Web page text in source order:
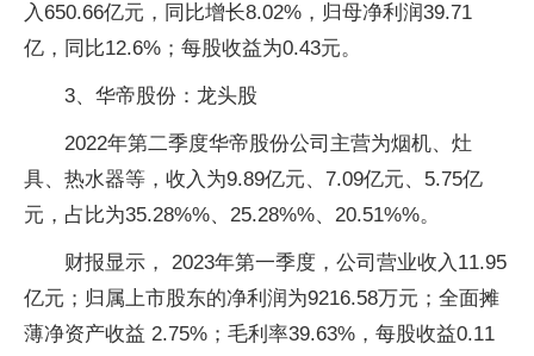
入650.66亿元，同比增长8.02%，归母净利润39.71
亿，同比12.6%；每股收益为0.43元。
3、华帝股份：龙头股
2022年第二季度华帝股份公司主营为烟机、灶
具、热水器等，收入为9.89亿元、7.09亿元、5.75亿
元，占比为35.28%%、25.28%%、20.51%%。
财报显示， 2023年第一季度，公司营业收入11.95
亿元；归属上市股东的净利润为9216.58万元；全面摊
薄净资产收益 2.75%；毛利率39.63%，每股收益0.11